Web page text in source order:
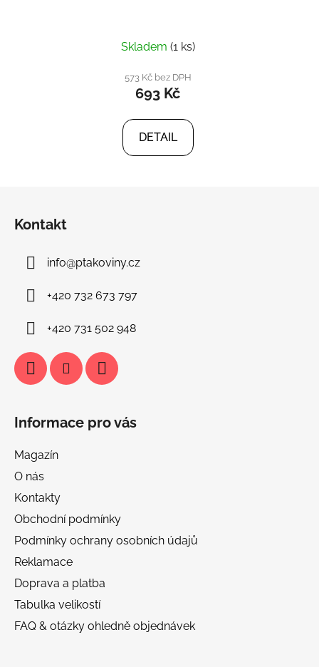
Skladem (1 ks)
573 Kč bez DPH
693 Kč
DETAIL
Kontakt
info@ptakoviny.cz
+420 732 673 797
+420 731 502 948
Informace pro vás
Magazín
O nás
Kontakty
Obchodní podmínky
Podmínky ochrany osobních údajů
Reklamace
Doprava a platba
Tabulka velikostí
FAQ & otázky ohledně objednávek